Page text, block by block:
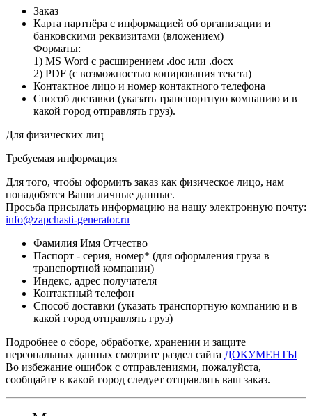
Заказ
Карта партнёра с информацией об организации и
банковскими реквизитами (вложением)
Форматы:
1) MS Word с расширением .doc или .docx
2) PDF (с возможностью копирования текста)
Контактное лицо и номер контактного телефона
Способ доставки (указать транспортную компанию и в
какой город отправлять груз).
Для физических лиц
Требуемая информация
Для того, чтобы оформить заказ как физическое лицо, нам
понадобятся Ваши личные данные.
Просьба присылать информацию на нашу электронную почту:
info@zapchasti-generator.ru
Фамилия Имя Отчество
Паспорт - серия, номер* (для оформления груза в
транспортной компании)
Индекс, адрес получателя
Контактный телефон
Способ доставки (указать транспортную компанию и в
какой город отправлять груз)
Подробнее о сборе, обработке, хранении и защите
персональных данных смотрите раздел сайта ДОКУМЕНТЫ
Во избежание ошибок с отправлениями, пожалуйста,
сообщайте в какой город следует отправлять ваш заказ.